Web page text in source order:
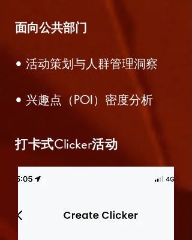
面向公共部门
• 活动策划与人群管理洞察
• 兴趣点（POI）密度分析
打卡式Clicker活动